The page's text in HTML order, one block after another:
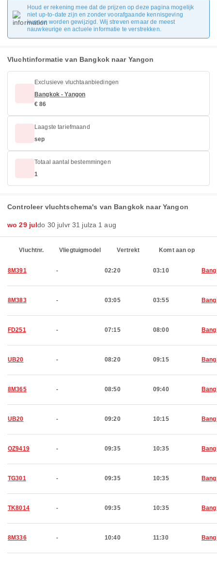
Houd er rekening mee dat de prijzen op deze pagina mogelijk
niet up-to-date zijn en zonder voorafgaande kennisgeving
kunnen worden gewijzigd. Wij streven ernaar de meest
nauwkeurige en actuele informatie te verstrekken.
Vluchtinformatie van Bangkok naar Yangon
Exclusieve vluchtaanbiedingen
Bangkok - Yangon
€ 86
Laagste tariefmaand
sep
Totaal aantal bestemmingen
1
Controleer vluchtschema's van Bangkok naar Yangon
wo 29 juldo 30 julvr 31 julza 1 aug
Vluchtnr. Vliegtuigmodel Vertrekt Komt aan op
8M391 - 02:20 03:10
8M383 - 03:05 03:55
FD251 - 07:15 08:00
UB20 - 08:20 09:15
8M365 - 08:50 09:40
UB20 - 09:20 10:15
OZ9419 - 09:35 10:35
TG301 - 09:35 10:35
TK8014 - 09:35 10:35
8M336 - 10:40 11:30